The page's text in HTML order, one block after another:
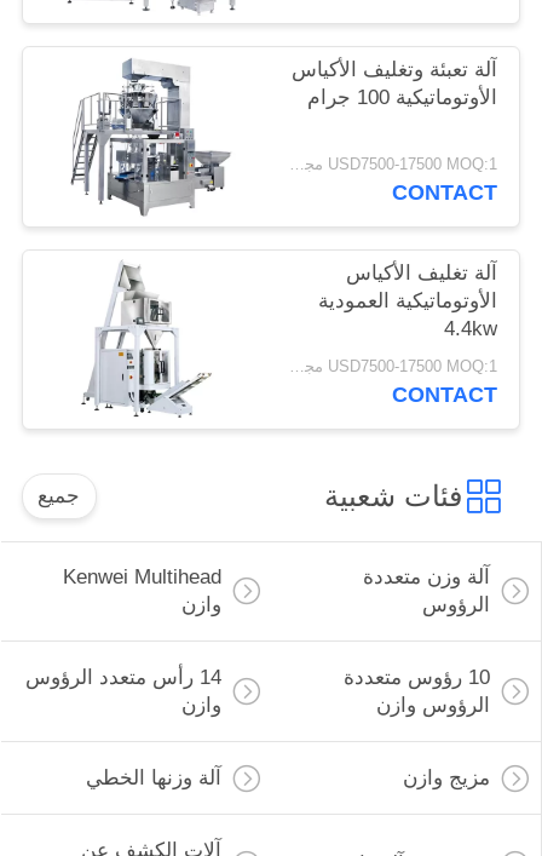
آلة تعبئة وتغليف الأكياس
الأوتوماتيكية 100 جرام
USD7500-17500 MOQ:1 مجموعة
CONTACT
آلة تغليف الأكياس
الأوتوماتيكية العمودية
4.4kw
USD7500-17500 MOQ:1 مجموعة
CONTACT
فئات شعبية جميع
آلة وزن متعددة
الرؤوس
Kenwei Multihead
وازن
10 رؤوس متعددة
الرؤوس وازن
14 رأس متعدد الرؤوس
وازن
مزيج وازن آلة وزنها الخطي
آلات الكشف عن